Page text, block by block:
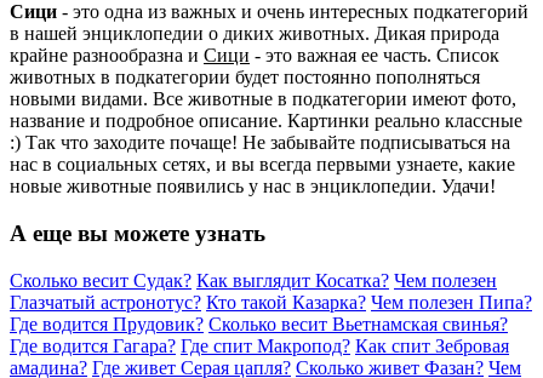
Сици - это одна из важных и очень интересных подкатегорий
в нашей энциклопедии о диких животных. Дикая природа
крайне разнообразна и Сици - это важная ее часть. Список
животных в подкатегории будет постоянно пополняться
новыми видами. Все животные в подкатегории имеют фото,
название и подробное описание. Картинки реально классные
:) Так что заходите почаще! Не забывайте подписываться на
нас в социальных сетях, и вы всегда первыми узнаете, какие
новые животные появились у нас в энциклопедии. Удачи!
А еще вы можете узнать
Сколько весит Судак? Как выглядит Косатка? Чем полезен
Глазчатый астронотус? Кто такой Казарка? Чем полезен Пипа?
Где водится Прудовик? Сколько весит Вьетнамская свинья?
Где водится Гагара? Где спит Макропод? Как спит Зебровая
амадина? Где живет Серая цапля? Сколько живет Фазан? Чем